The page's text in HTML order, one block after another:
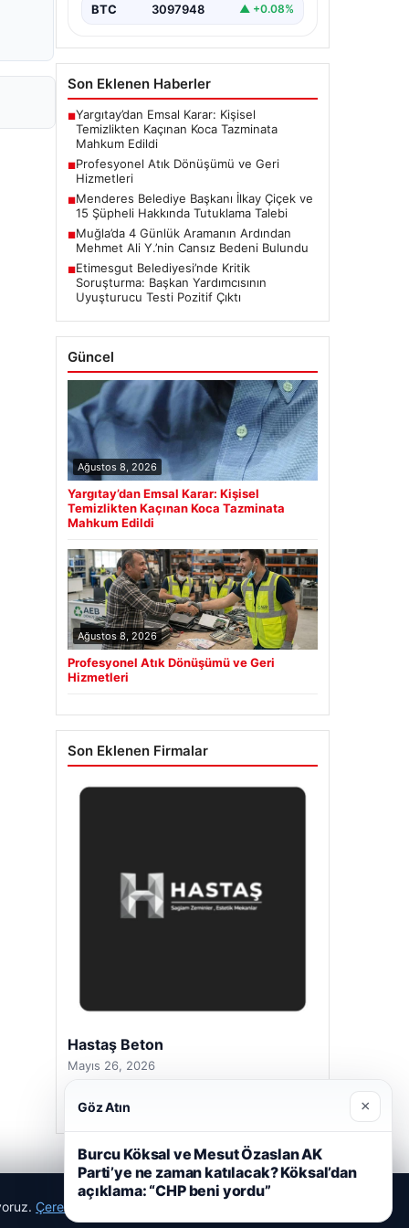
BTC 3097948 ▲ +0.08%
Son Eklenen Haberler
■Yargıtay’dan Emsal Karar: Kişisel
Temizlikten Kaçınan Koca Tazminata
Mahkum Edildi
■Profesyonel Atık Dönüşümü ve Geri
Hizmetleri
■Menderes Belediye Başkanı İlkay Çiçek ve
15 Şüpheli Hakkında Tutuklama Talebi
■Muğla’da 4 Günlük Aramanın Ardından
Mehmet Ali Y.’nin Cansız Bedeni Bulundu
■Etimesgut Belediyesi’nde Kritik
Soruşturma: Başkan Yardımcısının
Uyuşturucu Testi Pozitif Çıktı
Güncel
Ağustos 8, 2026
Yargıtay’dan Emsal Karar: Kişisel
Temizlikten Kaçınan Koca Tazminata
Mahkum Edildi
Ağustos 8, 2026
Profesyonel Atık Dönüşümü ve Geri
Hizmetleri
Son Eklenen Firmalar
Hastaş Beton
Mayıs 26, 2026
Çerez Politikamız
Göz Atın ×
Burcu Köksal ve Mesut Özaslan AK
Parti’ye ne zaman katılacak? Köksal’dan
açıklama: “CHP beni yordu”